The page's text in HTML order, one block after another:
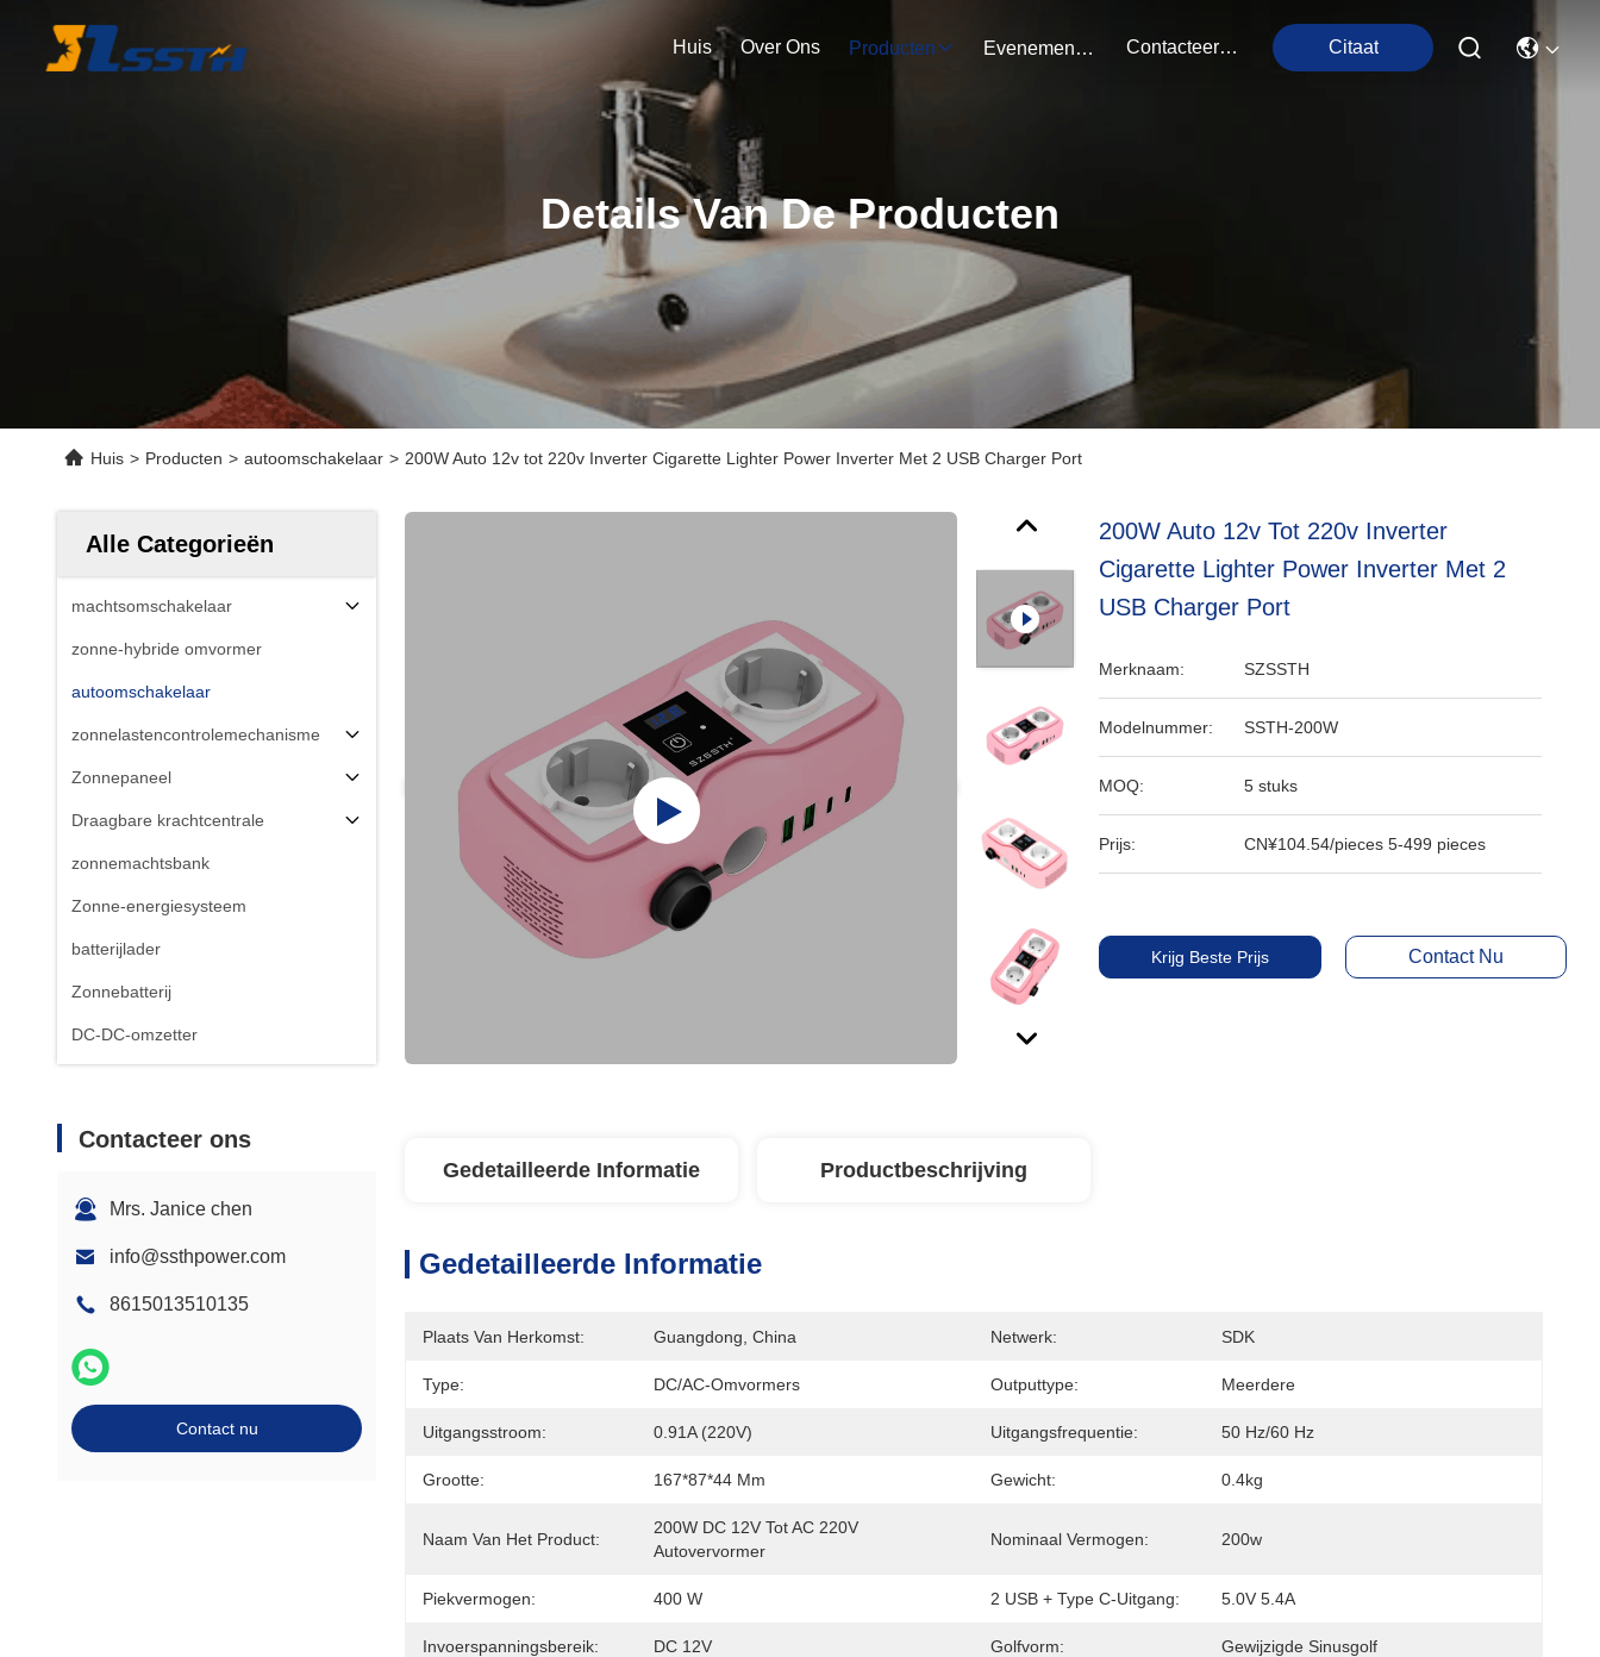
Huis Over Ons Producten Evenementen Contacteer Ons Citaat
Details Van De Producten
Huis > Producten > autoomschakelaar > 200W Auto 12v tot 220v Inverter Cigarette Lighter Power Inverter Met 2 USB Charger Port
Alle Categorieën
machtsomschakelaar
zonne-hybride omvormer
autoomschakelaar
zonnelastencontrolemechanisme
Zonnepaneel
Draagbare krachtcentrale
zonnemachtsbank
Zonne-energiesysteem
batterijlader
Zonnebatterij
DC-DC-omzetter
Contacteer ons
Mrs. Janice chen
info@ssthpower.com
8615013510135
Contact nu
200W Auto 12v Tot 220v Inverter
Cigarette Lighter Power Inverter Met 2
USB Charger Port
Merknaam: SZSSTH
Modelnummer: SSTH-200W
MOQ: 5 stuks
Prijs: CN¥104.54/pieces 5-499 pieces
Krijg Beste Prijs Contact Nu
Gedetailleerde Informatie Productbeschrijving
Gedetailleerde Informatie
Plaats Van Herkomst: Guangdong, China Netwerk: SDK
Type: DC/AC-Omvormers Outputtype: Meerdere
Uitgangsstroom: 0.91A (220V) Uitgangsfrequentie: 50 Hz/60 Hz
Grootte: 167*87*44 Mm Gewicht: 0.4kg
Naam Van Het Product:
200W DC 12V Tot AC 220V
Autovervormer
Nominaal Vermogen: 200w
Piekvermogen: 400 W 2 USB + Type C-Uitgang: 5.0V 5.4A
Invoerspanningsbereik: DC 12V Golfvorm: Gewijzigde Sinusgolf